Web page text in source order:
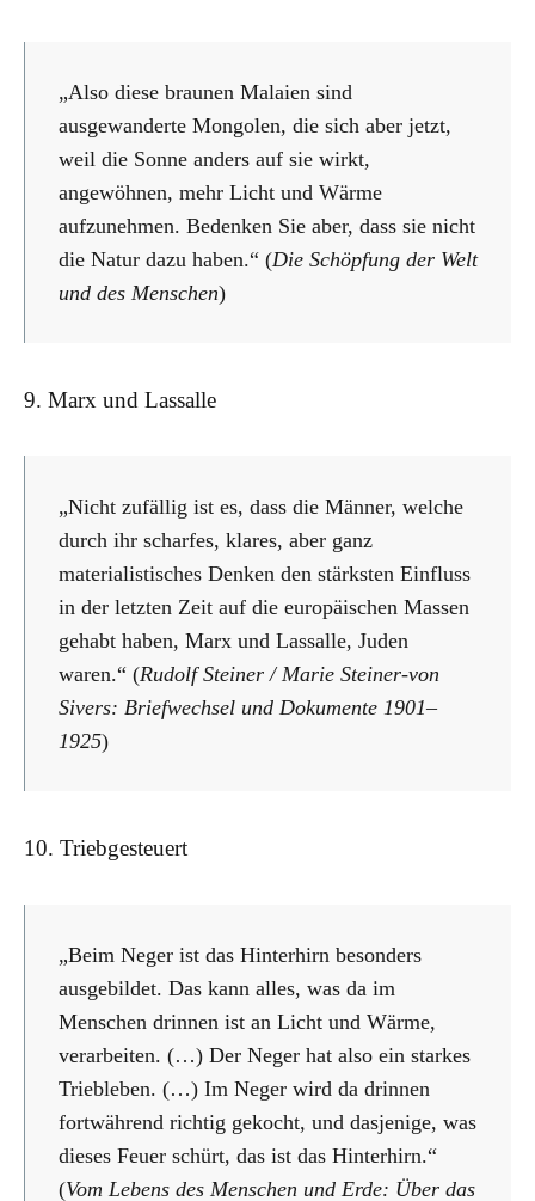
„Also diese braunen Malaien sind
ausgewanderte Mongolen, die sich aber jetzt,
weil die Sonne anders auf sie wirkt,
angewöhnen, mehr Licht und Wärme
aufzunehmen. Bedenken Sie aber, dass sie nicht
die Natur dazu haben.“ (Die Schöpfung der Welt
und des Menschen)
9. Marx und Lassalle
„Nicht zufällig ist es, dass die Männer, welche
durch ihr scharfes, klares, aber ganz
materialistisches Denken den stärksten Einfluss
in der letzten Zeit auf die europäischen Massen
gehabt haben, Marx und Lassalle, Juden
waren.“ (Rudolf Steiner / Marie Steiner-von
Sivers: Briefwechsel und Dokumente 1901–
1925)
10. Triebgesteuert
„Beim Neger ist das Hinterhirn besonders
ausgebildet. Das kann alles, was da im
Menschen drinnen ist an Licht und Wärme,
verarbeiten. (…) Der Neger hat also ein starkes
Triebleben. (…) Im Neger wird da drinnen
fortwährend richtig gekocht, und dasjenige, was
dieses Feuer schürt, das ist das Hinterhirn.“
(Vom Lebens des Menschen und Erde: Über das